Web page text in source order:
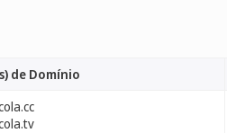
de Domínio